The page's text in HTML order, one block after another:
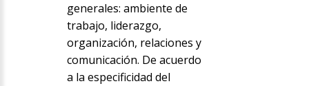
generales: ambiente de
trabajo, liderazgo,
organización, relaciones y
comunicación. De acuerdo
a la especificidad del